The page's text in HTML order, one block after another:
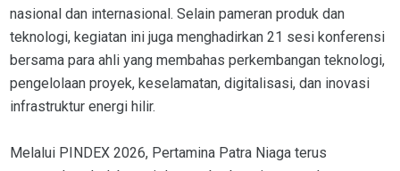
nasional dan internasional. Selain pameran produk dan
teknologi, kegiatan ini juga menghadirkan 21 sesi konferensi
bersama para ahli yang membahas perkembangan teknologi,
pengelolaan proyek, keselamatan, digitalisasi, dan inovasi
infrastruktur energi hilir.
Melalui PINDEX 2026, Pertamina Patra Niaga terus